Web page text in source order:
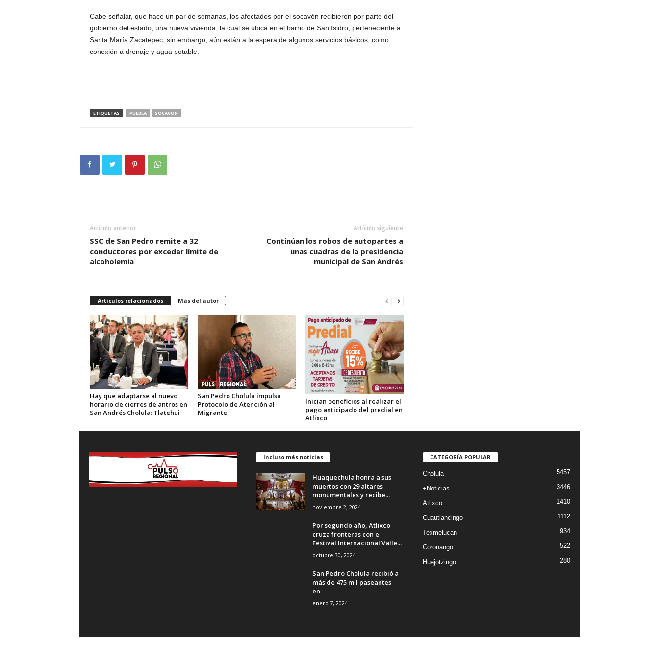
Cabe señalar, que hace un par de semanas, los afectados por el socavón recibieron por parte del
gobierno del estado, una nueva vivienda, la cual se ubica en el barrio de San Isidro, perteneciente a
Santa María Zacatepec, sin embargo, aún están a la espera de algunos servicios básicos, como
conexión a drenaje y agua potable.
ETIQUETAS PUEBLA SOCAVON
Artículo anterior
SSC de San Pedro remite a 32
conductores por exceder límite de
alcoholemia
Artículo siguiente
Continúan los robos de autopartes a
unas cuadras de la presidencia
municipal de San Andrés
Artículos relacionados Más del autor
Hay que adaptarse al nuevo
horario de cierres de antros en
San Andrés Cholula: Tlatehui
San Pedro Cholula impulsa
Protocolo de Atención al
Migrante
Inician beneficios al realizar el
pago anticipado del predial en
Atlixco
Incluso más noticias
Huaquechula honra a sus
muertos con 29 altares
monumentales y recibe...
noviembre 2, 2024
Por segundo año, Atlixco
cruza fronteras con el
Festival Internacional Valle...
octubre 30, 2024
San Pedro Cholula recibió a
más de 475 mil paseantes
en...
enero 7, 2024
CATEGORÍA POPULAR
Cholula 5457
+Noticias 3446
Atlixco 1410
Cuautlancingo 1112
Texmelucan 934
Coronango 522
Huejotzingo 280